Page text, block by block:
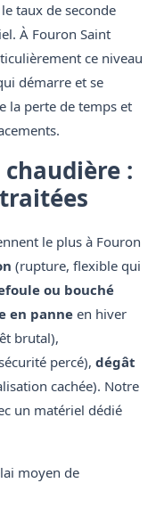
taux de seconde
À Fouron Saint
ce niveau
démarre et se
la perte de temps et
chaudière :
le plus à Fouron
(rupture, flexible qui
ou bouché
en panneen hiver
brutal),
percé), dégât
cachée). Notre
un matériel dédié
moyen de